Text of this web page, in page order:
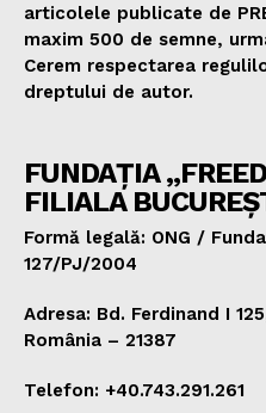
articolele publicate de
maxim 500 de semne,
Cerem respectarea
dreptului de autor.
FUNDAȚIA
FILIALA
Formă legală: ONG /
127/PJ/2004
Adresa: Bd. Ferdinand I
România – 21387
Telefon: +40.743.291.261